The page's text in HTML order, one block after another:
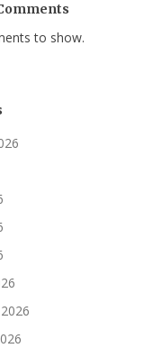
to show.